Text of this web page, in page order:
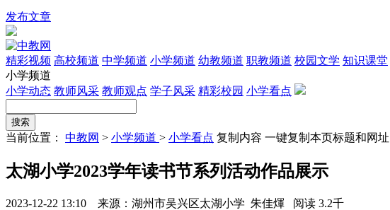
发布文章
精彩视频 高校频道 中学频道 小学频道 幼教频道 职教频道 校园文学 知识课堂
小学频道
小学动态 教师风采 教师观点 学子风采 精彩校园 小学看点
当前位置： 中教网 > 小学频道 > 小学看点 复制内容 一键复制本页标题和网址
太湖小学2023学年读书节系列活动作品展示
2023-12-22 13:10 来源：湖州市吴兴区太湖小学 朱佳煇 阅读 3.2千